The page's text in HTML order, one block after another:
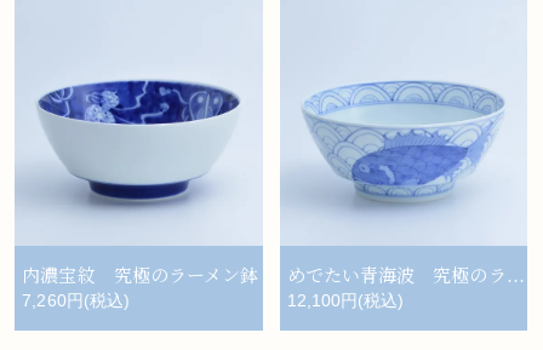
内濃宝紋 究極のラーメン鉢
7,260円(税込)
めでたい青海波 究極のラーメン鉢
12,100円(税込)